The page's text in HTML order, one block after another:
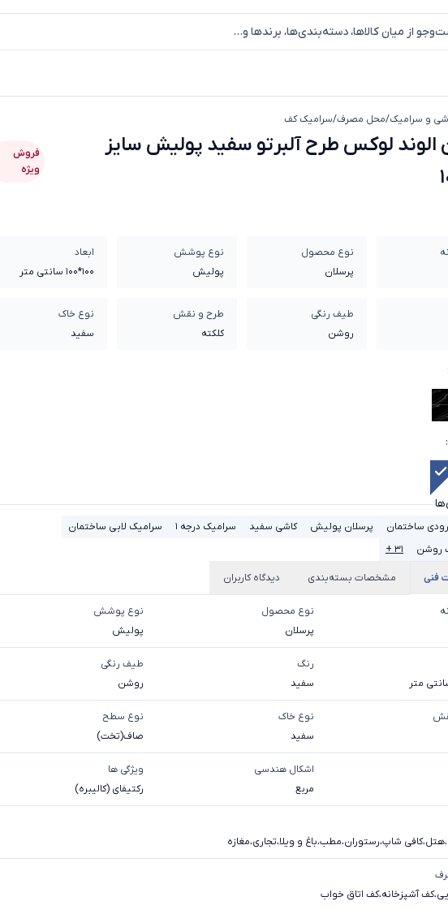
و سرامیک/محل مصرف/سرامیک کف
الوند لوکس طرح آلبرتو سفید پولیش سایز
فروش
ویژه
نوع محصول
پرسلان
نوع پوشش
پولیش
ابعاد
100*100 سانتی متر
طیف رنگی
روشن
طرح و نقش
کلکته
نوع خاک
سفيد
:
ساختمان پرسلان پولیش کاشی سفید سرامیک درجه 1
سرامیک لابی ساختمان
روشن
۳۱ +
فنی مشخصات بسته‌بندی دیدگاه کاربران
نوع محصول
پرسلان
نوع پوشش
پولیش
رنگ
سفید
طیف رنگی
روشن
نوع خاک
سفيد
نوع سطح
صاف(تخت)
اشکال هندسی
مربع
ویژگی ها
رکتیفای (کالیبره)
،هتل،کافی شاپ،رستوران،مطب،باغ و ویلا،تجاری،مغازه
،کف آشپزخانه،کف اتاق خواب